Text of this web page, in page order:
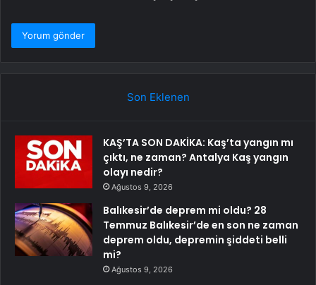
Son Eklenen
KAŞ’TA SON DAKİKA: Kaş’ta yangın mı
çıktı, ne zaman? Antalya Kaş yangın
olayı nedir?
Ağustos 9, 2026
Balıkesir’de deprem mi oldu? 28
Temmuz Balıkesir’de en son ne zaman
deprem oldu, depremin şiddeti belli
mi?
Ağustos 9, 2026